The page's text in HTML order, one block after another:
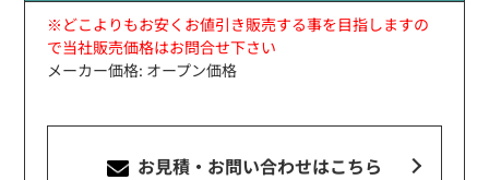
※どこよりもお安くお値引き販売する事を目指しますの
で当社販売価格はお問合せ下さい
メーカー価格: オープン価格
お見積・お問い合わせはこちら